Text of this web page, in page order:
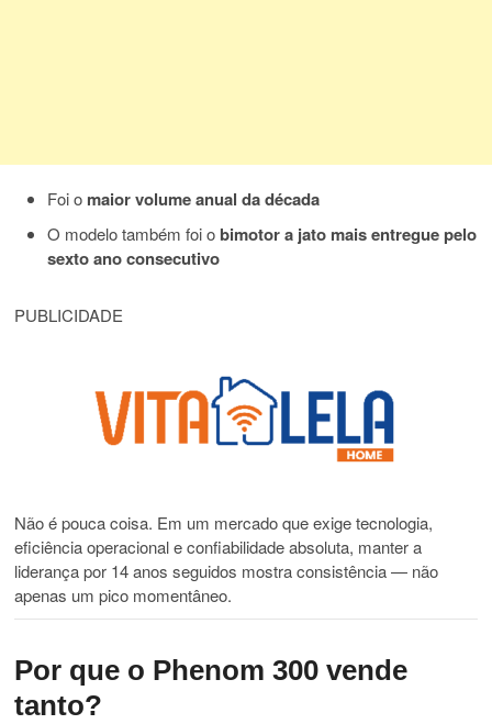
Foi o maior volume anual da década
O modelo também foi o bimotor a jato mais entregue pelo
sexto ano consecutivo
PUBLICIDADE
Não é pouca coisa. Em um mercado que exige tecnologia,
eficiência operacional e confiabilidade absoluta, manter a
liderança por 14 anos seguidos mostra consistência — não
apenas um pico momentâneo.
Por que o Phenom 300 vende
tanto?